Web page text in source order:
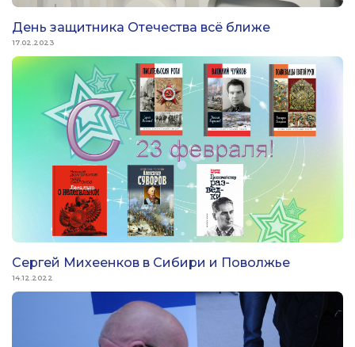
День защитника Отечества всё ближе
17.02.2023
Сергей Михеенков в Сибири и Поволжье
14.12.2022